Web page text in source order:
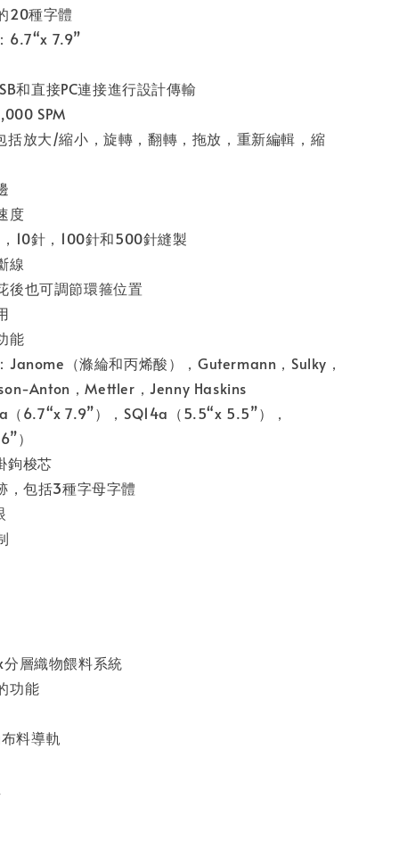
20種字體
6.7“x 7.9”
和直接PC連接進行設計傳輸
SPM
放大/縮小，旋轉，翻轉，拖放，重新編輯，縮
度
10針，100針和500針縫製
線
後也可調節環箍位置
能
（滌綸和丙烯酸），Gutermann，Sulky，
Anton，Mettler，Jenny Haskins
6.7“x 7.9”），SQ14a（5.5“x 5.5”），
）
鉤梭芯
包括3種字母字體
層織物餵料系統
功能
料導軌